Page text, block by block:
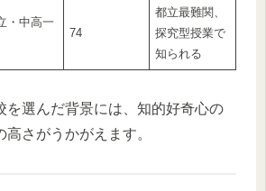
・中高一
74
都立最難関、
探究型授業で
知られる
を選んだ背景には、知的好奇心の
さがうかがえます。